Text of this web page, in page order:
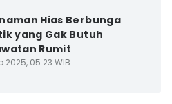
Hias Berbunga
yang Gak Butuh
Rumit
2025, 05:23 WIB